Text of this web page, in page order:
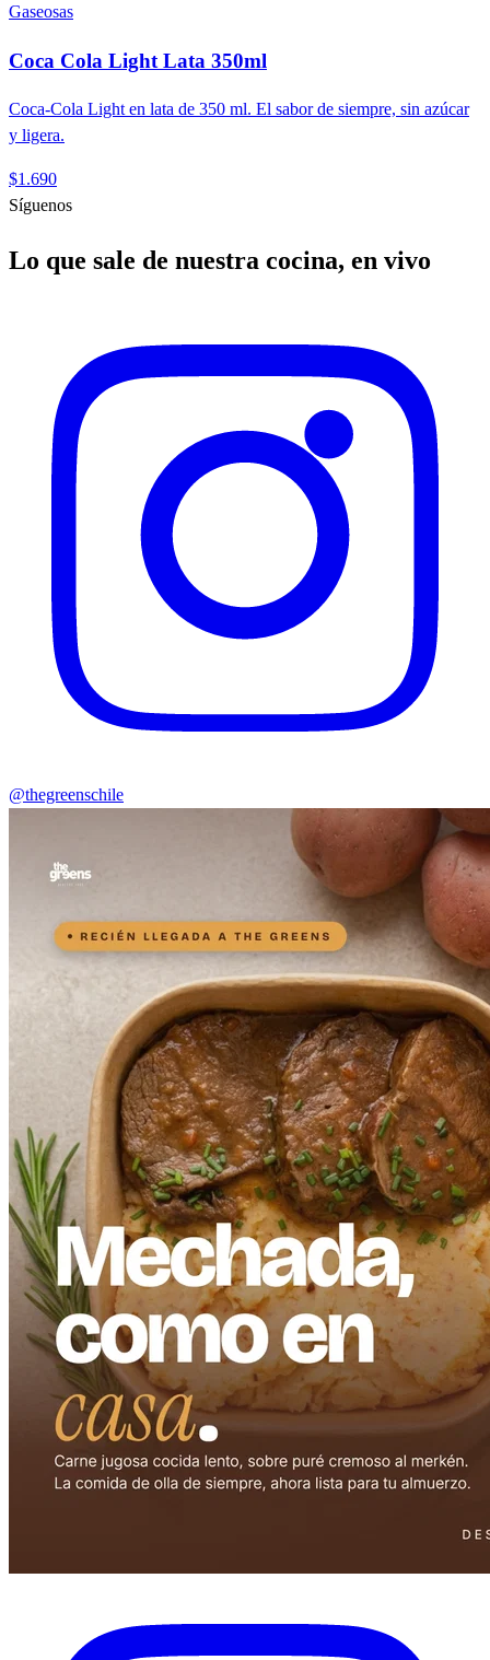
Gaseosas
Coca Cola Light Lata 350ml
Coca-Cola Light en lata de 350 ml. El sabor de siempre, sin azúcar
y ligera.
$1.690
Síguenos
Lo que sale de nuestra cocina, en vivo
@thegreenschile